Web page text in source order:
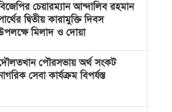
চেয়ারম্যান আন্দালিব রহমান
দ্বিতীয় কারামুক্তি দিবস
মিলাদ ও দোয়া
পৌরসভায় অর্থ সংকট
সেবা কার্যক্রম বিপর্যস্ত